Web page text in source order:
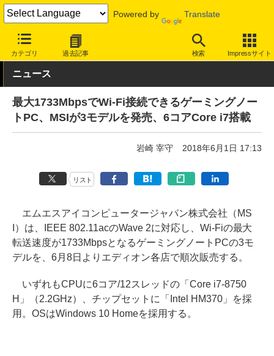
Powered by Translate
カテゴリ 過去記事 検索 Impressサイト
INTERNET Watch ハードウェア PC
ニュース
最大1733MbpsでWi-Fi接続できるゲーミングノー
トPC、MSIが3モデルを発売、6コアCore i7搭載
岩崎 宰守 2018年6月1日 17:13
リスト
エムエスアイコンピュータージャパン株式会社（MS
I）は、IEEE 802.11acのWave 2に対応し、Wi-Fiの最大
転送速度が1733MbpsとなるゲーミングノートPCの3モ
デルを、6月8日よりエディオン各店で順次販売する。
いずれもCPUに6コア/12スレッドの「Core i7-8750
H」（2.2GHz）、チップセットに「Intel HM370」を採
用。OSはWindows 10 Homeを採用する。